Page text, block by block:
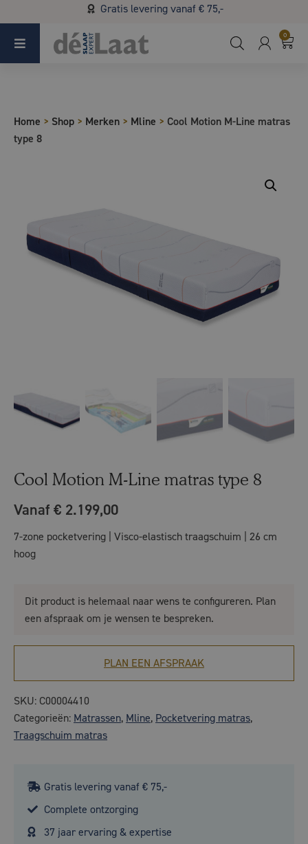
Gratis levering vanaf € 75,-
Koopzondag 29 maart in Bladel van 13.00 - 17.00
0
Home > Shop > Merken > Mline > Cool Motion M-Line matras
type 8
Cool Motion M-Line matras type 8
Vanaf € 2.199,00
7-zone pocketvering | Visco-elastisch traagschuim | 26 cm
hoog
Dit product is helemaal naar wens te configureren. Plan
een afspraak om je wensen te bespreken.
PLAN EEN AFSPRAAK
SKU: C00004410
Categorieën: Matrassen, Mline, Pocketvering matras,
Traagschuim matras
Gratis levering vanaf € 75,-
Complete ontzorging
37 jaar ervaring & expertise